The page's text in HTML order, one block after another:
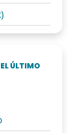
ÚLTIMO